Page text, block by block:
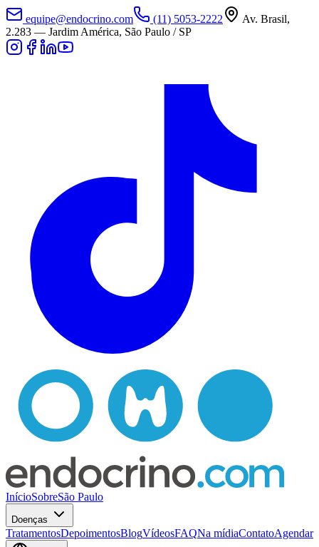
equipe@endocrino.com (11) 5053-2222
Av. Brasil,
2.283 — Jardim América, São Paulo / SP
InícioSobreSão Paulo
Doenças
TratamentosDepoimentosBlogVídeosFAQNa mídiaContatoAgendar